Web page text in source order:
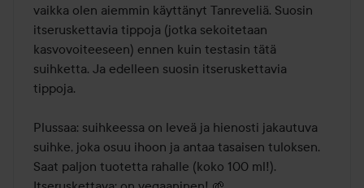
vaikka olen aiemmin käyttänyt Tanreveliä. Suosin
itseruskettavia tippoja (jotka sekoitetaan
kasvovoiteeseen) ennen kuin testasin tätä
suihketta. Ja edelleen suosin itseruskettavia
tippoja.
Plussaa: suihkeessa on leveä ja hienosti jakautuva
suihke, joka osuu ihoon ja antaa tasaisen tuloksen.
Saat paljon tuotetta rahalle (koko 100 ml!).